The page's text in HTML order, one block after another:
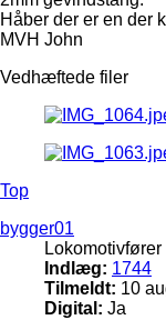
Håber der er en der
MVH John
Vedhæftede filer
Top
bygger01
Lokomotivfører
Indlæg: 1744
Tilmeldt: 10
Digital: Ja